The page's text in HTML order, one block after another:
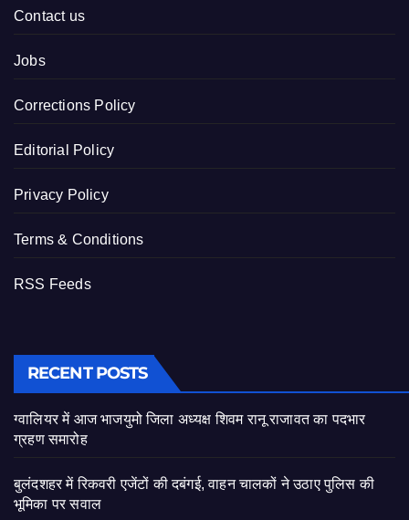
Contact us
Jobs
Corrections Policy
Editorial Policy
Privacy Policy
Terms & Conditions
RSS Feeds
RECENT POSTS
ग्वालियर में आज भाजयुमो जिला अध्यक्ष शिवम रानू राजावत का पदभार
ग्रहण समारोह
बुलंदशहर में रिकवरी एजेंटों की दबंगई, वाहन चालकों ने उठाए पुलिस की
भूमिका पर सवाल